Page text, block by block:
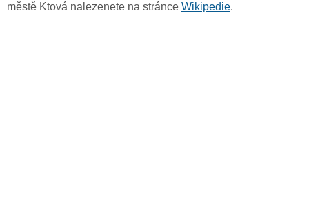
městě Ktová nalezenete na stránce Wikipedie.